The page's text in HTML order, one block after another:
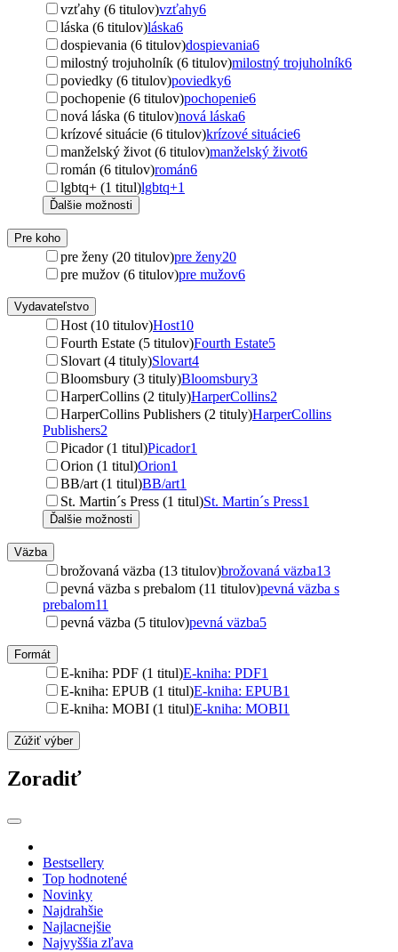
vzťahy (6 titulov)vzťahy6
láska (6 titulov)láska6
dospievania (6 titulov)dospievania6
milostný trojuholník (6 titulov)milostný trojuholník6
poviedky (6 titulov)poviedky6
pochopenie (6 titulov)pochopenie6
nová láska (6 titulov)nová láska6
krízové situácie (6 titulov)krízové situácie6
manželský život (6 titulov)manželský život6
román (6 titulov)román6
lgbtq+ (1 titul)lgbtq+1
Ďalšie možnosti
Pre koho
pre ženy (20 titulov)pre ženy20
pre mužov (6 titulov)pre mužov6
Vydavateľstvo
Host (10 titulov)Host10
Fourth Estate (5 titulov)Fourth Estate5
Slovart (4 tituly)Slovart4
Bloomsbury (3 tituly)Bloomsbury3
HarperCollins (2 tituly)HarperCollins2
HarperCollins Publishers (2 tituly)HarperCollins
Publishers2
Picador (1 titul)Picador1
Orion (1 titul)Orion1
BB/art (1 titul)BB/art1
St. Martin´s Press (1 titul)St. Martin´s Press1
Ďalšie možnosti
Väzba
brožovaná väzba (13 titulov)brožovaná väzba13
pevná väzba s prebalom (11 titulov)pevná väzba s
prebalom11
pevná väzba (5 titulov)pevná väzba5
Formát
E-kniha: PDF (1 titul)E-kniha: PDF1
E-kniha: EPUB (1 titul)E-kniha: EPUB1
E-kniha: MOBI (1 titul)E-kniha: MOBI1
Zúžiť výber
Zoradiť
Bestsellery
Top hodnotené
Novinky
Najdrahšie
Najlacnejšie
Najvyššia zľava